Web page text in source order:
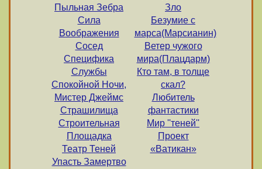
Пыльная Зебра
Сила
Воображения
Сосед
Специфика
Службы
Спокойной Ночи,
Мистер Джеймс
Страшилища
Строительная
Площадка
Театр Теней
Упасть Замертво
Зло
Безумие с
марса(Марсианин)
Ветер чужого
мира(Плацдарм)
Кто там, в толще
скал?
Любитель
фантастики
Мир ''теней''
Проект
«Ватикан»